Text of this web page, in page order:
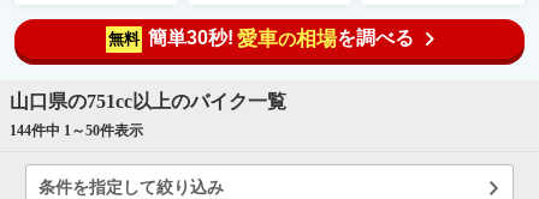
無料 簡単30秒! 愛車の相場を調べる
山口県の751cc以上のバイク一覧
144件中 1～50件表示
条件を指定して絞り込み